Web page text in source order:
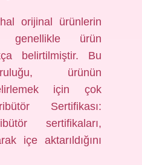
orijinal ürünlerin
genellikle ürün
belirtilmiştir. Bu
ürünün
için çok
Sertifikası:
sertifikaları,
içe aktarıldığını